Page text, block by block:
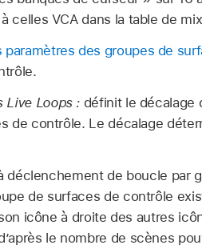
celles VCA dans la table de
paramètres des groupes de
Live Loops : définit le décalage
de contrôle. Le décalage
déclenchement de boucle par
de surfaces de contrôle
icône à droite des autres
le nombre de scènes